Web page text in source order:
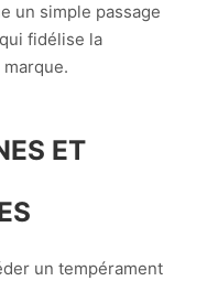
un simple passage
fidélise la
ET
un tempérament